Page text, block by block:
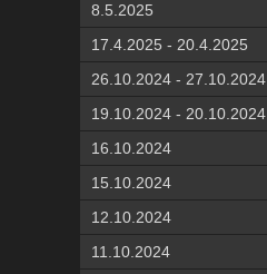
8.5.2025
17.4.2025 - 20.4.2025
26.10.2024 - 27.10.2024
19.10.2024 - 20.10.2024
16.10.2024
15.10.2024
12.10.2024
11.10.2024